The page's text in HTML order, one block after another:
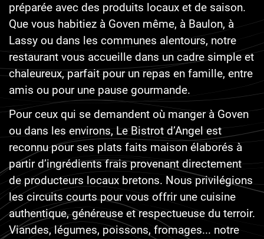
préparée avec des produits locaux et de saison.
Que vous habitiez à Goven même, à Baulon, à
Lassy ou dans les communes alentours, notre
restaurant vous accueille dans un cadre simple et
chaleureux, parfait pour un repas en famille, entre
amis ou pour une pause gourmande.
Pour ceux qui se demandent où manger à Goven
ou dans les environs, Le Bistrot d’Angel est
reconnu pour ses plats faits maison élaborés à
partir d’ingrédients frais provenant directement
de producteurs locaux bretons. Nous privilégions
les circuits courts pour vous offrir une cuisine
authentique, généreuse et respectueuse du terroir.
Viandes, légumes, poissons, fromages... notre